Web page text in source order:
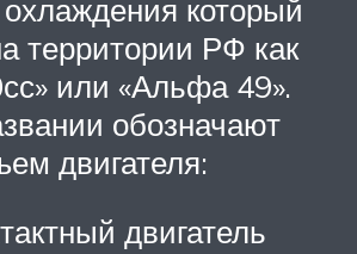
который
территории РФ как
или «Альфа 49».
обозначают
двигателя:
двигатель